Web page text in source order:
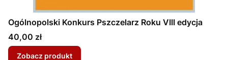
Ogólnopolski Konkurs Pszczelarz Roku VIII edycja
Cena
40,00 zł
Zobacz produkt